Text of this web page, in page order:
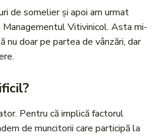
de somelier și apoi am urmat
Vitivinicol. Asta mi-
nu doar pe partea de vânzări, dar
Pentru că implică factorul
de muncitorii care participă la